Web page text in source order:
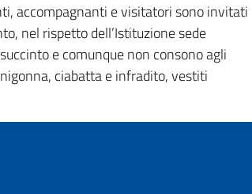
accompagnanti e visitatori sono invitati
nel rispetto dell’Istituzione sede
e comunque non consono agli
ciabatta e infradito, vestiti